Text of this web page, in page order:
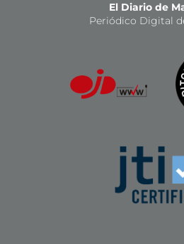
El Diario de
Periódico Digital